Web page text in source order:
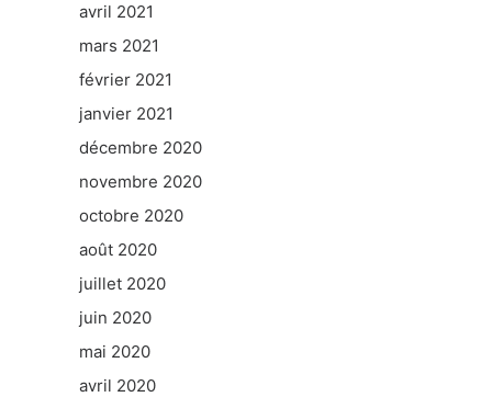
avril 2021
mars 2021
février 2021
janvier 2021
décembre 2020
novembre 2020
octobre 2020
août 2020
juillet 2020
juin 2020
mai 2020
avril 2020